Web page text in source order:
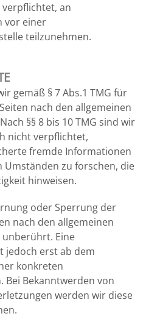
an
vor einer
teilzunehmen.
gemäß § 7 Abs.1 TMG für
nach den allgemeinen
§§ 8 bis 10 TMG sind wir
nicht verpflichtet,
fremde Informationen
zu forschen, die
hinweisen.
oder Sperrung der
nach den allgemeinen
Eine
jedoch erst ab dem
konkreten
Bei Bekanntwerden von
werden wir diese